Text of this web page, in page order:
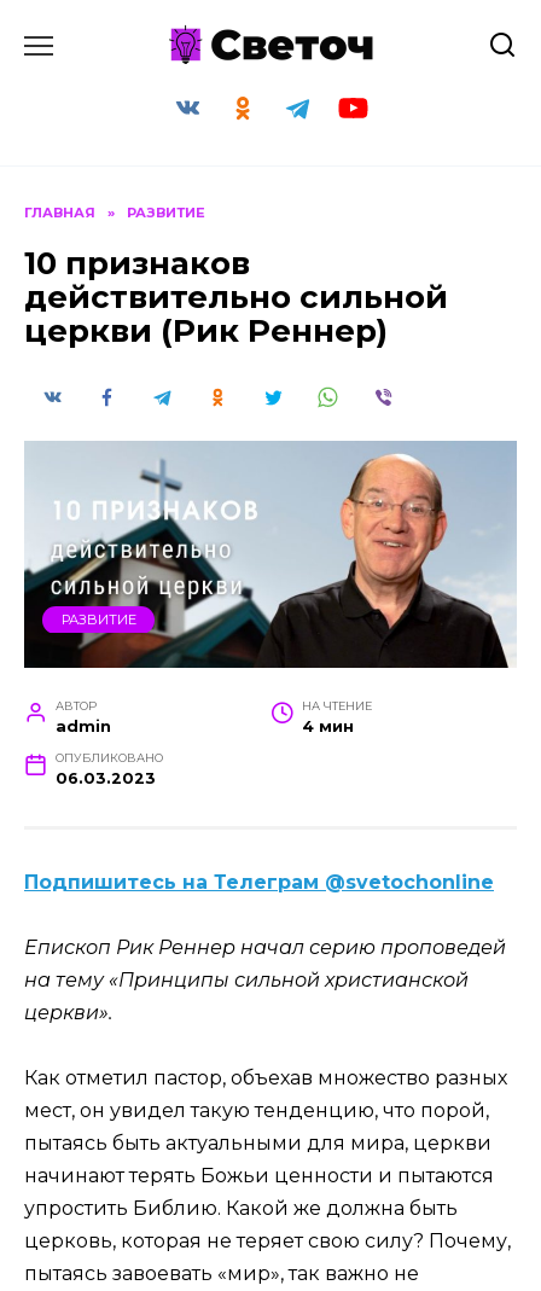
ГЛАВНАЯ » РАЗВИТИЕ
10 признаков
действительно сильной
церкви (Рик Реннер)
РАЗВИТИЕ
АВТОР
admin
НА ЧТЕНИЕ
4 мин
ОПУБЛИКОВАНО
06.03.2023
Подпишитесь на Телеграм @svetochonline
Епископ Рик Реннер начал серию проповедей
на тему «Принципы сильной христианской
церкви».
Как отметил пастор, объехав множество разных
мест, он увидел такую тенденцию, что порой,
пытаясь быть актуальными для мира, церкви
начинают терять Божьи ценности и пытаются
упростить Библию. Какой же должна быть
церковь, которая не теряет свою силу? Почему,
пытаясь завоевать «мир», так важно не